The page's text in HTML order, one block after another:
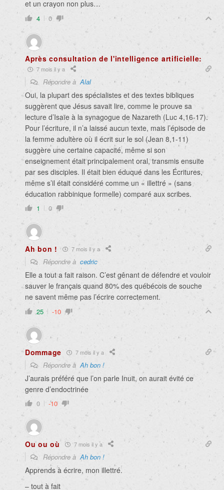
et un crayon non plus…
4 0
Après consultation de l'intelligence artificielle:
7 mois il y a
Répondre àAlal
Oui, la plupart des spécialistes et des textes bibliques
suggèrent que Jésus savait lire, comme le prouve sa
lecture d’Isaïe à la synagogue de Nazareth (Luc 4,16-17).
Pour l’écriture, il n’a laissé aucun texte, mais l’épisode de
la femme adultère où il écrit sur le sol (Jean 8,1-11)
suggère une certaine capacité, même si son
enseignement était principalement oral, transmis ensuite
par ses disciples. Il était bien éduqué dans les Écritures,
même s’il était considéré comme un « illettré » (sans
éducation rabbinique formelle) comparé aux scribes.
1 0
Ah bon ! 7 mois il y a
Répondre à cedric
Elle a tout a fait raison. C’est gênant de défendre et vouloir
sauver le français quand 80% des québécois de souche
ne savent même pas l’écrire correctement.
25 -10
Dommage 7 mois il y a
Répondre àAh bon !
J’aurais préféré que l’on parle Inuit, on aurait évité ce
genre d’endoctrinée
0 -10
Ou ou où 7 mois il y a
Répondre àAh bon !
Apprends à écrire, mon illettré.
– tout à fait